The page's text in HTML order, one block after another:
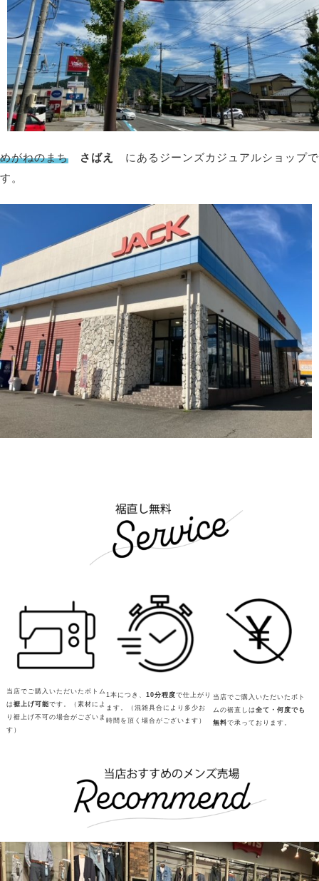
めがねのまち さばえ
にあるジーンズカジュアルショップで
す。
当店でご購入いただいたボトム
は裾上げ可能です。（素材によ
り裾上げ不可の場合がございま
す）
1本につき、10分程度で仕上がり
ます。（混雑具合により多少お
時間を頂く場合がございます）
当店でご購入いただいたボト
ムの裾直しは 全て・何度でも
無料で承っております。